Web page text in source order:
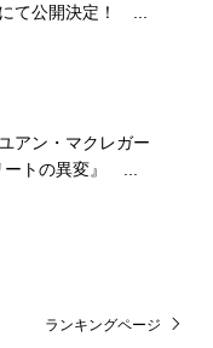
て公開決定！ ...
アン・マクレガー
ートの異変』 ...
ランキングページ